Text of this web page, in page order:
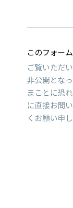
このフォー
ご覧いただ
非公開となっ
まことに恐
に直接お問
くお願い申